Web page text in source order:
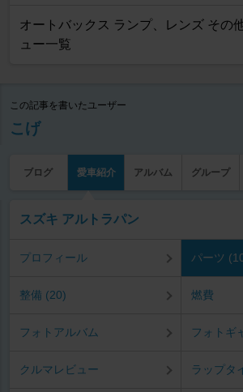
オートバックス ランプ、レンズ その
ュー一覧
この記事を書いたユーザー
こげ
ブログ 愛車紹介 アルバム グループ
スズキ アルトラパン
プロフィール パーツ
整備 (20) 燃費
フォトアルバム フォトギ
クルマレビュー ラップタ